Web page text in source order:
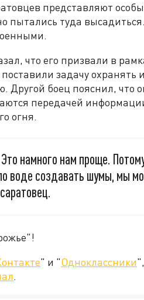
представляют
пытались туда
что его призвали в
задачу охранять
Другой боец пояснил, что
передачей
огня.
намного нам проще.
воде создавать шумы, мы
" и "Одноклассники
.